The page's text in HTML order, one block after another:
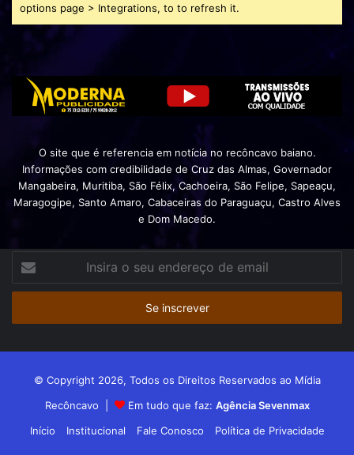
options page > Integrations, to to refresh it.
O site que é referencia em notícia no recôncavo baiano.
Informações com credibilidade de Cruz das Almas, Governador
Mangabeira, Muritiba, São Félix, Cachoeira, São Felipe, Sapeaçu,
Maragogipe, Santo Amaro, Cabaceiras do Paraguaçu, Castro Alves
e Dom Macedo.
seu
de
© Copyright 2026, Todos os Direitos Reservados ao Mídia
Recôncavo |
Em tudo que faz: Agência Sevenmax
Início
Institucional Fale Conosco Política de Privacidade